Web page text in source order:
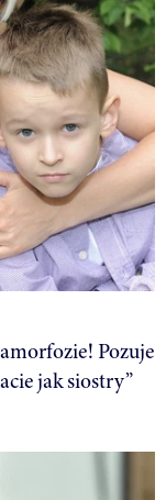
Pozuje
jak siostry”